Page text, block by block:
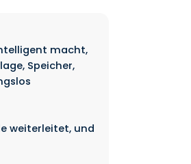
macht,
Speicher,
weiterleitet, und